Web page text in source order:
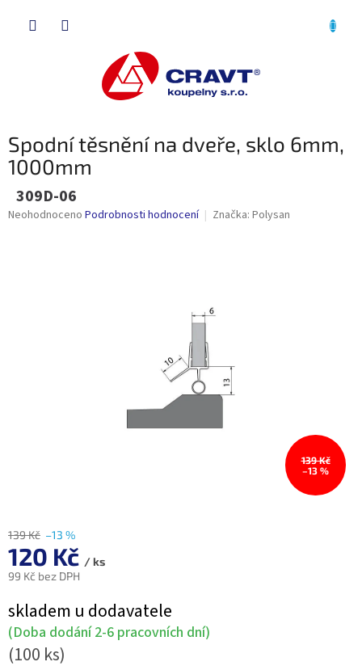
Spodní těsnění na dveře, sklo 6mm,
1000mm
309D-06
Průměrné
Neohodnoceno Podrobnosti hodnocení Značka: Polysan
139 Kč
–13 %
139 Kč –13 %
120 Kč / ks
99 Kč bez DPH
cena:
skladem u dodavatele
(Doba dodání 2-6 pracovních dní)
(100 ks)